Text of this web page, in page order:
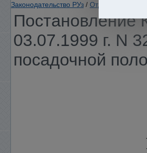
Законодательство РУз / Отдельные
Постановление
03.07.1999 г. N
посадочной